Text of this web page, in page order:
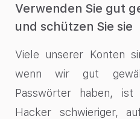
Verwenden Sie gut
und schützen Sie sie
Viele unserer Konten
wenn wir gut
Passwörter haben,
Hacker schwieriger,